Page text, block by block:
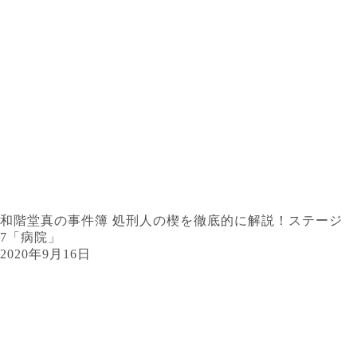
和階堂真の事件簿 処刑人の楔を徹底的に解説！ステージ
7「病院」
2020年9月16日